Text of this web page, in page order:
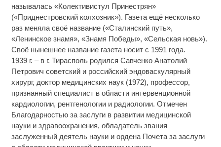
называлась «Колективистул Принестрян»
(«Приднестровский колхозник»). Газета ещё несколько
раз меняла своё название («Сталинский путь»,
«Ленинское знамя», «Знамя Победы», «Сельская новь»).
Своё нынешнее название газета носит с 1991 года.
1939 г. – в г. Тирасполь родился Савченко Анатолий
Петрович советский и российский эндоваскулярный
хирург, доктор медицинских наук (1972), профессор,
признанный специалист в области интервенционной
кардиологии, рентгенологии и радиологии. Отмечен
Благодарностью за заслуги в развитии медицинской
науки и здравоохранения, обладатель звания
заслуженный деятель науки и ордена Почета за заслуги